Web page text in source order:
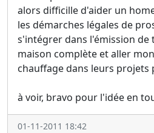
alors difficille d'aider un
les démarches légales de
s'intégrer dans l'émission
maison complète et aller
chauffage dans leurs projets
à voir, bravo pour l'idée en
01-11-2011 18:42